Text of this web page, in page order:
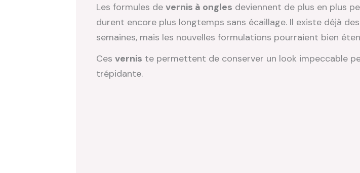
Les formules de vernis à ongles deviennent de plus en plus
durent encore plus longtemps sans écaillage. Il existe déjà des
semaines, mais les nouvelles formulations pourraient bien
Ces vernis te permettent de conserver un look impeccable
trépidante.